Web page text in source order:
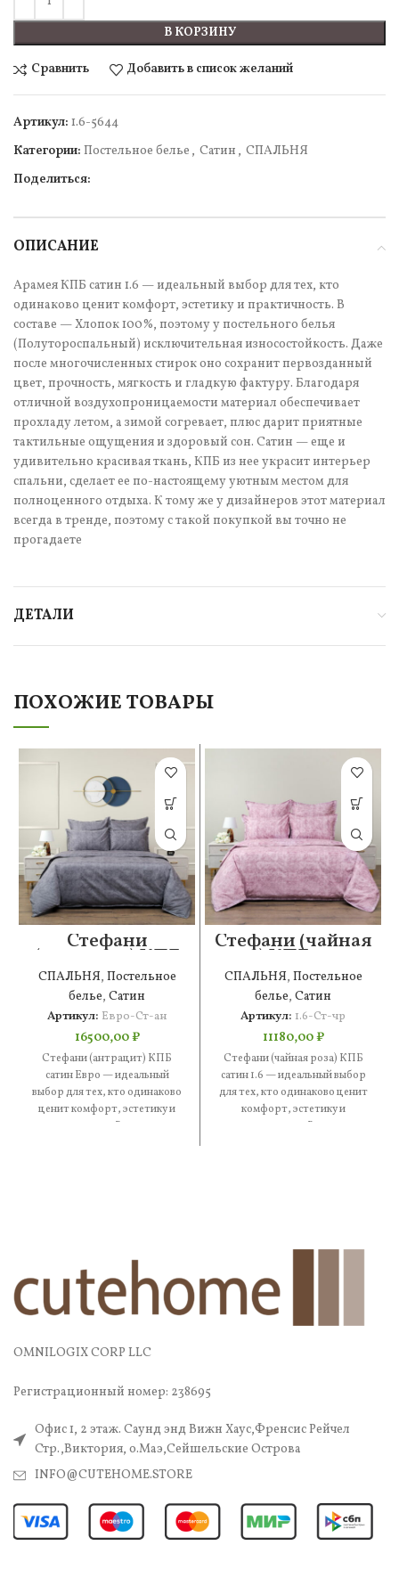
В КОРЗИНУ
Сравнить Добавить в список желаний
Артикул: 1.6-5644
Категории: Постельное белье , Сатин , СПАЛЬНЯ
Поделиться:
ОПИСАНИЕ
Арамея КПБ сатин 1.6 — идеальный выбор для тех, кто
одинаково ценит комфорт, эстетику и практичность. В
составе — Хлопок 100%, поэтому у постельного белья
(Полутороспальный) исключительная износостойкость. Даже
после многочисленных стирок оно сохранит первозданный
цвет, прочность, мягкость и гладкую фактуру. Благодаря
отличной воздухопроницаемости материал обеспечивает
прохладу летом, а зимой согревает, плюс дарит приятные
тактильные ощущения и здоровый сон. Сатин — еще и
удивительно красивая ткань, КПБ из нее украсит интерьер
спальни, сделает ее по-настоящему уютным местом для
полноценного отдыха. К тому же у дизайнеров этот материал
всегда в тренде, поэтому с такой покупкой вы точно не
прогадаете
ДЕТАЛИ
ПОХОЖИЕ ТОВАРЫ
Стефани
(антрацит) КПБ
сатин Евро
СПАЛЬНЯ, Постельное
белье, Сатин
Артикул: Евро-Ст-ан
16500,00₽
Стефани (антрацит) КПБ
сатин Евро — идеальный
выбор для тех, кто одинаково
ценит комфорт, эстетику и
практичность. В составе —
Стефани (чайная
роза) КПБ сатин
1.6
СПАЛЬНЯ, Постельное
белье, Сатин
Артикул: 1.6-Ст-чр
11180,00₽
Стефани (чайная роза) КПБ
сатин 1.6 — идеальный выбор
для тех, кто одинаково ценит
комфорт, эстетику и
практичность. В составе
OMNILOGIX CORP LLC
Регистрационный номер: 238695
Офис 1, 2 этаж. Саунд энд Вижн Хаус,Френсис Рейчел
Стр.,Виктория, о.Маэ,Сейшельские Острова
INFO@CUTEHOME.STORE